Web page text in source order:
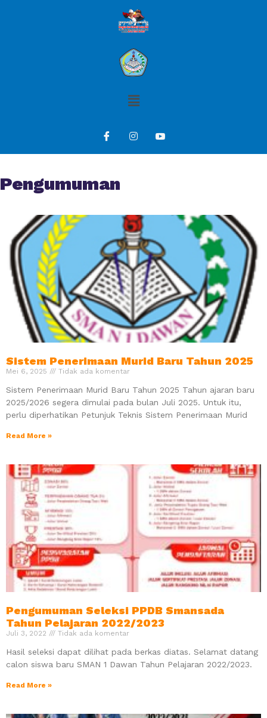
Pengumuman
Sistem Penerimaan Murid Baru Tahun 2025
Mei 6, 2025 Tidak ada komentar
Sistem Penerimaan Murid Baru Tahun 2025 Tahun ajaran baru
2025/2026 segera dimulai pada bulan Juli 2025. Untuk itu,
perlu diperhatikan Petunjuk Teknis Sistem Penerimaan Murid
Read More »
Pengumuman Seleksi PPDB Smansada
Tahun Pelajaran 2022/2023
Juli 3, 2022 Tidak ada komentar
Hasil seleksi dapat dilihat pada berkas diatas. Selamat datang
calon siswa baru SMAN 1 Dawan Tahun Pelajaran 2022/2023.
Read More »